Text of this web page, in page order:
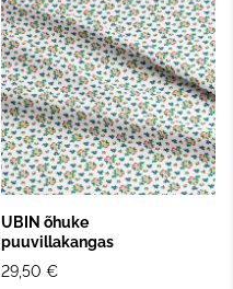
UBIN õhuke
puuvillakangas
29,50 €